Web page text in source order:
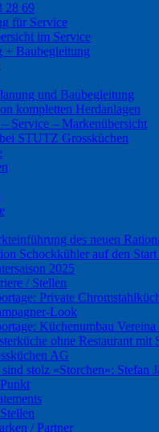
28 69
für Service
im Service
+ Baubegleitung
und Baubegleitung
kompletten Herdanlagen
Service – Markenübersicht
STUTZ Grossküchen
des neuen
Schockkühler auf den Start
2025
/ Stellen
Private
Look
Küchenumbau
ohne Restaurant mit
AG
stolz «Storchen»: Stefan
/ Partner